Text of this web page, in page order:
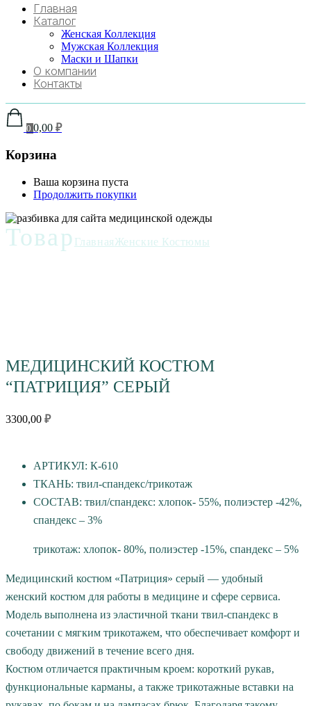
Главная
Каталог
Женская Коллекция
Мужская Коллекция
Маски и Шапки
О компании
Контакты
0 0,00 ₽
Корзина
Ваша корзина пуста
Продолжить покупки
Товар ГлавнаяЖенские Костюмы
МЕДИЦИНСКИЙ КОСТЮМ
“ПАТРИЦИЯ” СЕРЫЙ
3300,00 ₽
АРТИКУЛ: К-610
ТКАНЬ: твил-спандекс/трикотаж
СОСТАВ: твил/спандекс: хлопок- 55%, полиэстер -42%,
спандекс – 3%
трикотаж: хлопок- 80%, полиэстер -15%, спандекс – 5%
Медицинский костюм «Патриция» серый — удобный
женский костюм для работы в медицине и сфере сервиса.
Модель выполнена из эластичной ткани твил-спандекс в
сочетании с мягким трикотажем, что обеспечивает комфорт и
свободу движений в течение всего дня.
Костюм отличается практичным кроем: короткий рукав,
функциональные карманы, а также трикотажные вставки на